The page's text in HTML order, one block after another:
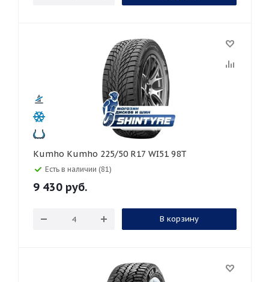
Kumho Kumho 225/50 R17 WI51 98T
Есть в наличии (81)
9 430 руб.
В корзину